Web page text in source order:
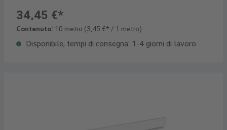
34,45 €*
Contenuto: 10 metro (3,45 €* / 1 metro)
Disponibile, tempi di consegna: 1-4 giorni di lavoro